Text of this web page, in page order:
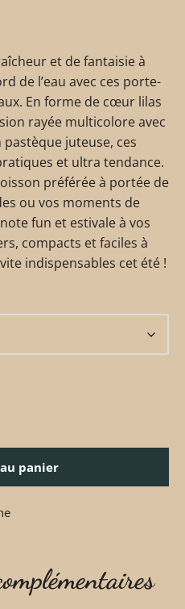
et de fantaisie à
de l’eau avec ces porte-
En forme de cœur lilas
rayée multicolore avec
juteuse, ces
et ultra tendance.
préférée à portée de
ou vos moments de
fun et estivale à vos
compacts et faciles à
indispensables cet été !
panier